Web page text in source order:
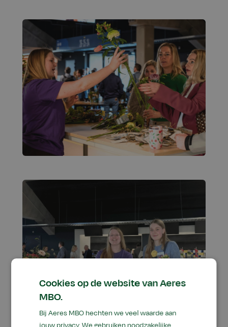
Cookies op de website van Aeres
MBO.
Bij Aeres MBO hechten we veel waarde aan
jouw privacy. We gebruiken noodzakelijke